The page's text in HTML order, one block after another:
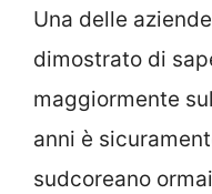
Una delle
dimostrato di
maggiormente
anni è
sudcoreano